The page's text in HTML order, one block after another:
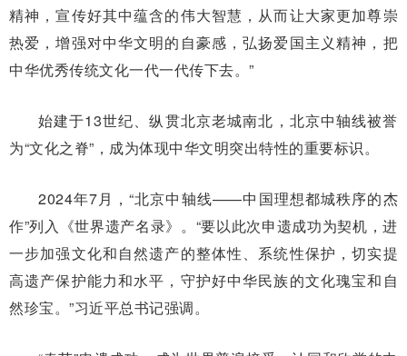
精神，宣传好其中蕴含的伟大智慧，从而让大家更加尊崇
热爱，增强对中华文明的自豪感，弘扬爱国主义精神，把
中华优秀传统文化一代一代传下去。”
始建于13世纪、纵贯北京老城南北，北京中轴线被誉
为“文化之脊”，成为体现中华文明突出特性的重要标识。
2024年7月，“北京中轴线——中国理想都城秩序的杰
作”列入《世界遗产名录》。“要以此次申遗成功为契机，进
一步加强文化和自然遗产的整体性、系统性保护，切实提
高遗产保护能力和水平，守护好中华民族的文化瑰宝和自
然珍宝。”习近平总书记强调。